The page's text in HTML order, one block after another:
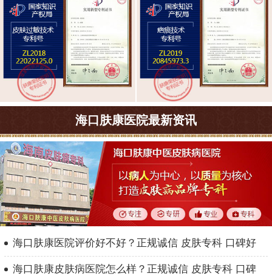
海口肤康医院最新资讯
海口肤康医院评价好不好？正规诚信 皮肤专科 口碑好
海口肤康皮肤病医院怎么样？正规诚信 皮肤专科 口碑